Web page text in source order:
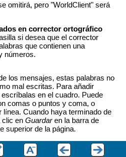
omitirá, pero "WorldClient" será
en corrector ortográfico
si desea que el corrector
que contienen una
números.
los mensajes, estas palabras no
mal escritas. Para añadir
en el cuadro. Puede
comas o puntos y coma, o
línea. Cuando haya terminado de
clic enGuardaren la barra de
superior de la página.
sobre la revisión
ortográfica de mensajes de